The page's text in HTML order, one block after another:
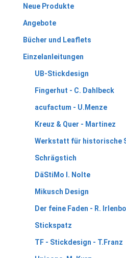
Neue Produkte
Angebote
Bücher und Leaflets
Einzelanleitungen
UB-Stickdesign
Fingerhut - C. Dahlbeck
acufactum - U.Menze
Kreuz & Quer - Martinez
Werkstatt für historische
Schrägstich
DäStiMo I. Nolte
Mikusch Design
Der feine Faden - R.
Stickspatz
TF - Stickdesign - T.Franz